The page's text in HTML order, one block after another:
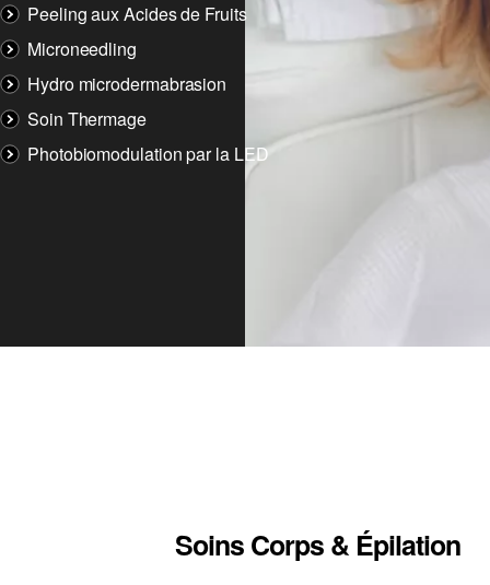
Peeling aux Acides de Fruits
Microneedling
Hydro microdermabrasion
Soin Thermage
Photobiomodulation par la LED
Soins Corps & Épilation